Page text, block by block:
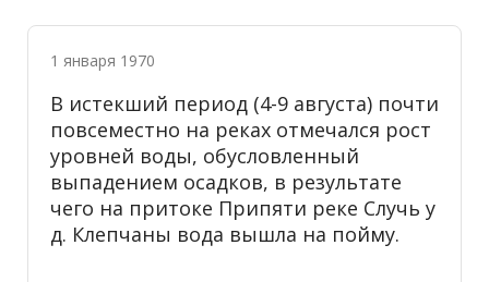
1 января 1970
В истекший период (4-9 августа) почти
повсеместно на реках отмечался рост
уровней воды, обусловленный
выпадением осадков, в результате
чего на притоке Припяти реке Случь у
д. Клепчаны вода вышла на пойму.